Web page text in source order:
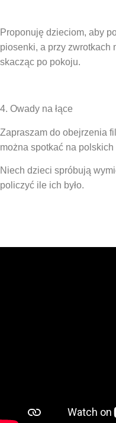
Proponuję dzieciom, aby
piosenki, a przy zwrotkach
skacząc po pokoju.
4. Owady na łące
Zapraszam do obejrzenia
można spotkać na
Niech dzieci spróbują
policzyć ile ich było.